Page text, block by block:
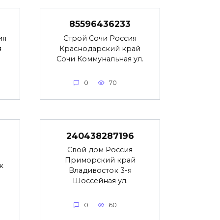
85596436233
Строй Сочи Россия
Краснодарский край
Сочи Коммунальная ул.
0 70
240438287196
Свой дом Россия
Приморский край
Владивосток 3-я
Шоссейная ул.
0 60